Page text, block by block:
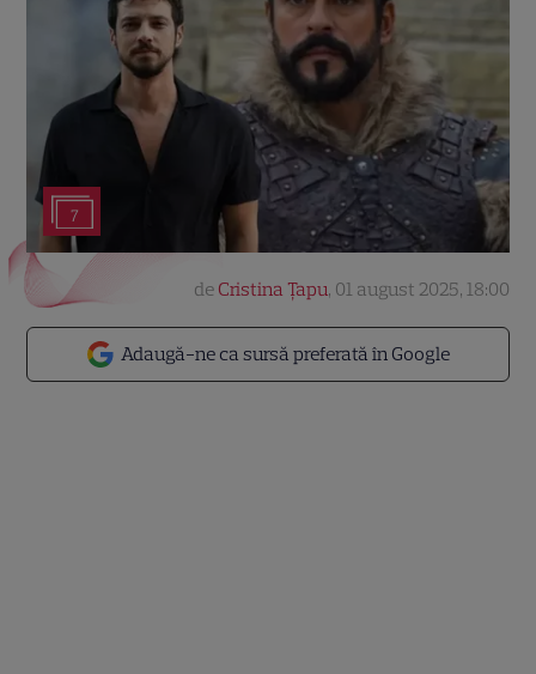
7
Adaugă-ne ca sursă preferată în Google
de Cristina Țapu, 01 august 2025, 18:00